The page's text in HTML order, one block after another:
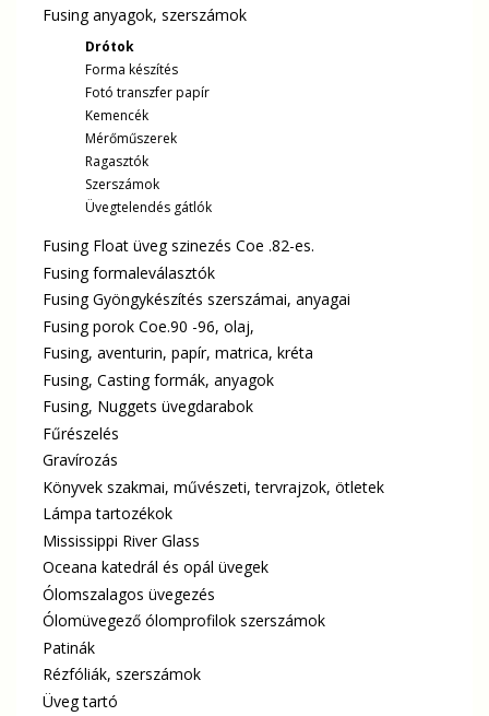
Fusing anyagok, szerszámok
Drótok
Forma készítés
Fotó transzfer papír
Kemencék
Mérőműszerek
Ragasztók
Szerszámok
Üvegtelendés gátlók
Fusing Float üveg szinezés Coe .82-es.
Fusing formaleválasztók
Fusing Gyöngykészítés szerszámai, anyagai
Fusing porok Coe.90 -96, olaj,
Fusing, aventurin, papír, matrica, kréta
Fusing, Casting formák, anyagok
Fusing, Nuggets üvegdarabok
Fűrészelés
Gravírozás
Könyvek szakmai, művészeti, tervrajzok, ötletek
Lámpa tartozékok
Mississippi River Glass
Oceana katedrál és opál üvegek
Ólomszalagos üvegezés
Ólomüvegező ólomprofilok szerszámok
Patinák
Rézfóliák, szerszámok
Üveg tartó